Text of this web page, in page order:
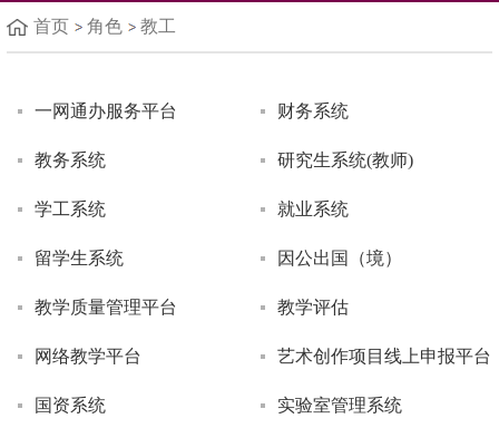
首页 角色 教工
一网通办服务平台 财务系统
教务系统 研究生系统(教师)
学工系统 就业系统
留学生系统 因公出国（境）
教学质量管理平台 教学评估
网络教学平台 艺术创作项目线上申报平台
国资系统 实验室管理系统